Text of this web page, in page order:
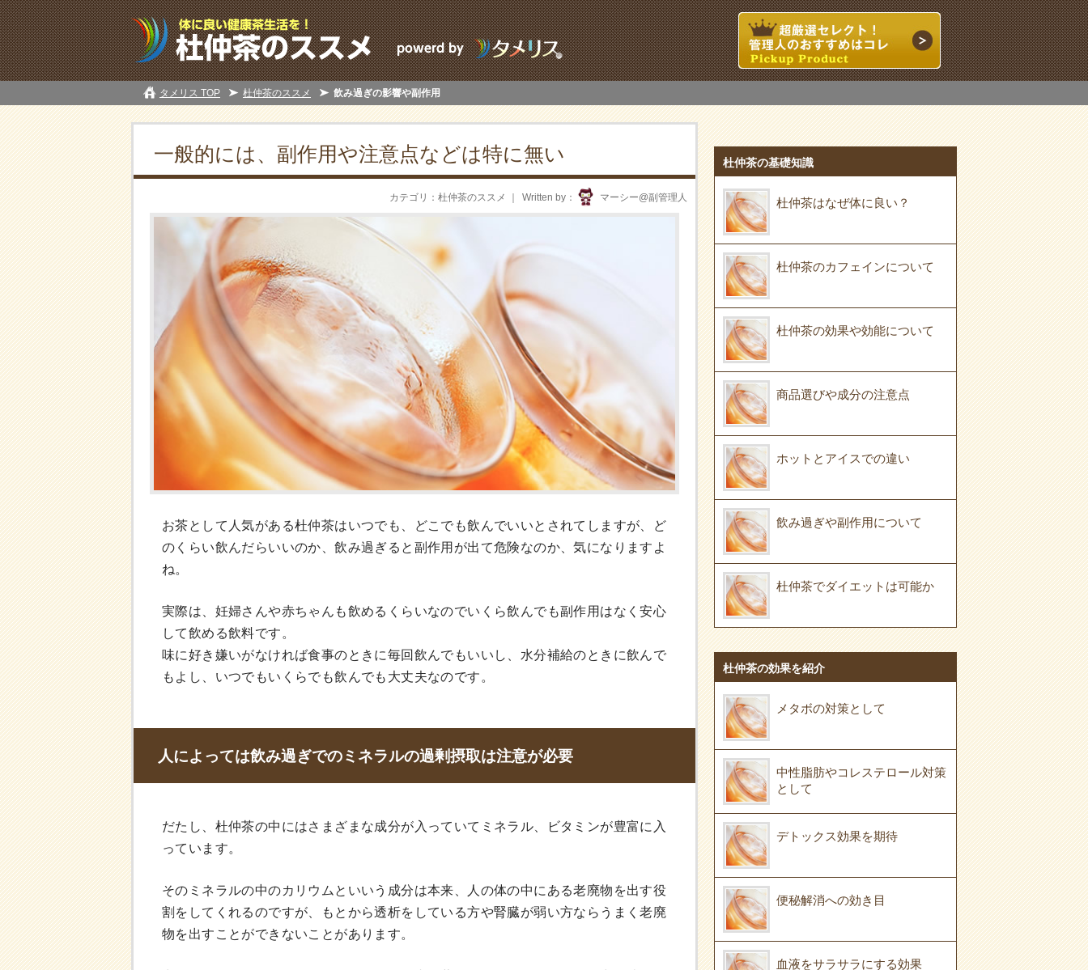
タメリス TOP 杜仲茶のススメ 飲み過ぎの影響や副作用
一般的には、副作用や注意点などは特に無い
Written by マーシー@副管理人
カテゴリ 杜仲茶のススメ
お茶として人気がある杜仲茶はいつでも、どこでも飲んでいいとされてしますが、ど
のくらい飲んだらいいのか、飲み過ぎると副作用が出て危険なのか、気になりますよ
ね。
実際は、妊婦さんや赤ちゃんも飲めるくらいなのでいくら飲んでも副作用はなく安心
して飲める飲料です。
味に好き嫌いがなければ食事のときに毎回飲んでもいいし、水分補給のときに飲んで
もよし、いつでもいくらでも飲んでも大丈夫なのです。
人によっては飲み過ぎでのミネラルの過剰摂取は注意が必要
だたし、杜仲茶の中にはさまざまな成分が入っていてミネラル、ビタミンが豊富に入
っています。
そのミネラルの中のカリウムといいう成分は本来、人の体の中にある老廃物を出す役
割をしてくれるのですが、もとから透析をしている方や腎臓が弱い方ならうまく老廃
物を出すことができないことがあります。
杜仲茶の基礎知識
杜仲茶はなぜ体に良い？
杜仲茶のカフェインについて
杜仲茶の効果や効能について
商品選びや成分の注意点
ホットとアイスでの違い
飲み過ぎや副作用について
杜仲茶でダイエットは可能か
杜仲茶の効果を紹介
メタボの対策として
中性脂肪やコレステロール対策
として
デトックス効果を期待
便秘解消への効き目
血液をサラサラにする効果